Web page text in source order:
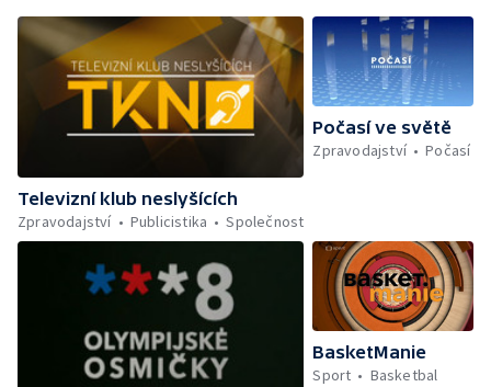
Televizní klub neslyšících
Zpravodajství
Publicistika Společnost
Počasí ve světě
Zpravodajství
Počasí
BasketManie
Sport
Basketbal